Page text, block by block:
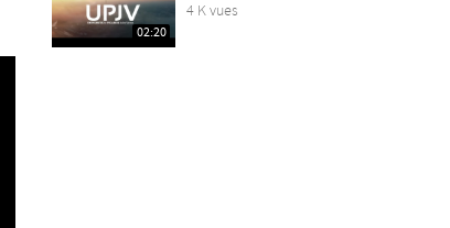
02:20
4 K vues